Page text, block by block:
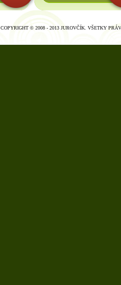
COPYRIGHT © 2008 - 2013 JUROVČÍK. VŠETKY